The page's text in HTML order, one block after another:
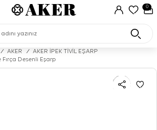
0
/ AKER /
AKER İPEK TİVİL EŞARP
Desenli Eşarp